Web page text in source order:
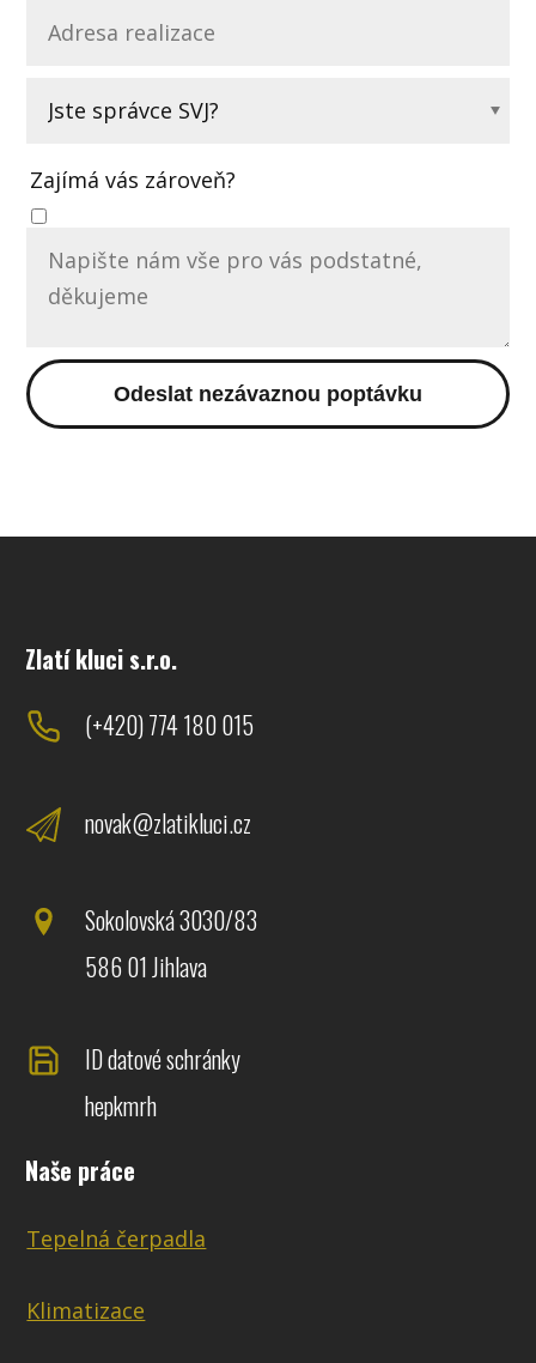
Zajímá vás zároveň?
Odeslat nezávaznou poptávku
Zlatí kluci s.r.o.
(+420) 774 180 015
novak@zlatikluci.cz
Sokolovská 3030/83
586 01 Jihlava
ID datové schránky
hepkmrh
Naše práce
Tepelná čerpadla
Klimatizace